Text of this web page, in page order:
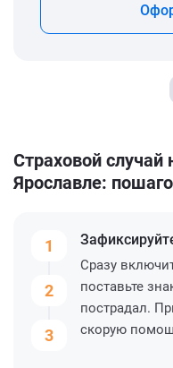
Страховой случай
Ярославле:
1
2
3
Сразу
поставьте
пострадал.
скорую